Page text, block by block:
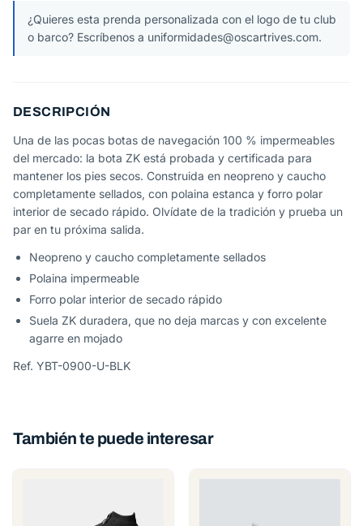
¿Quieres esta prenda personalizada con el logo de tu club
o barco? Escríbenos a uniformidades@oscartrives.com.
DESCRIPCIÓN
Una de las pocas botas de navegación 100 % impermeables
del mercado: la bota ZK está probada y certificada para
mantener los pies secos. Construida en neopreno y caucho
completamente sellados, con polaina estanca y forro polar
interior de secado rápido. Olvídate de la tradición y prueba un
par en tu próxima salida.
Neopreno y caucho completamente sellados
Polaina impermeable
Forro polar interior de secado rápido
Suela ZK duradera, que no deja marcas y con excelente
agarre en mojado
Ref. YBT-0900-U-BLK
También te puede interesar